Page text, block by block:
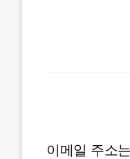
이메일 주소